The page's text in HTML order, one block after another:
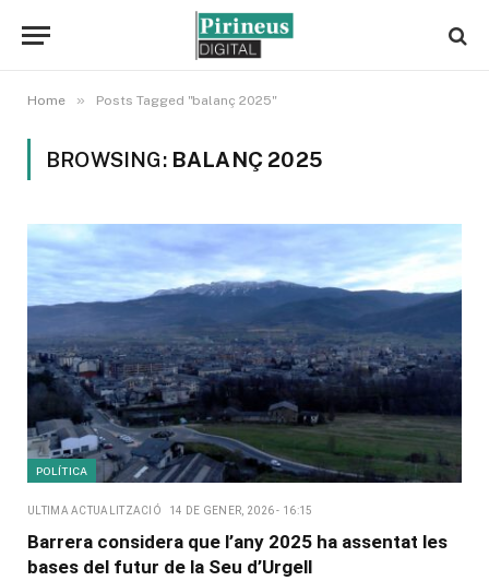
Home » Posts Tagged "balanç 2025"
BROWSING: BALANÇ 2025
POLÍTICA
ULTIMA ACTUALITZACIÓ 14 DE GENER, 2026 - 16:15
Barrera considera que l’any 2025 ha assentat les
bases del futur de la Seu d’Urgell